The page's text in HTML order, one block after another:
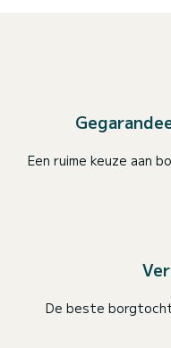
Een ruime keuze aan
De beste